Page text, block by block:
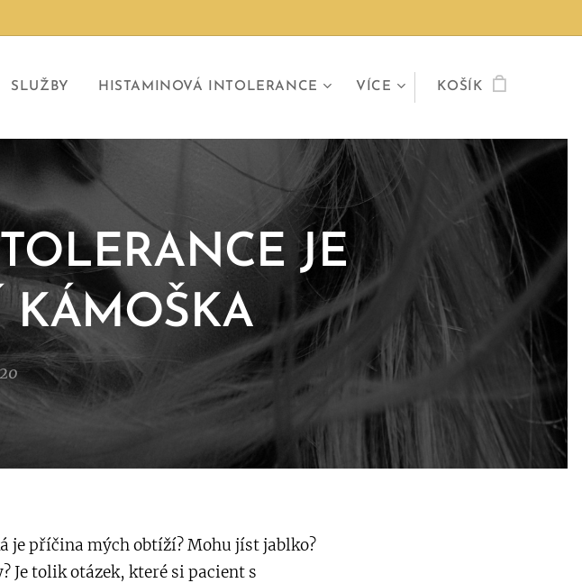
SLUŽBY HISTAMINOVÁ INTOLERANCE VÍCE KOŠÍK
JE
KÁMOŠKA
je příčina mých obtíží? Mohu jíst jablko?
Je tolik otázek, které si pacient s